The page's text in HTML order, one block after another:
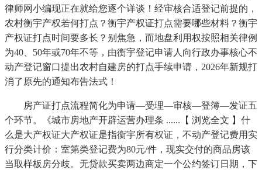
律师网小编现正在就给您逐个详谈！经审核合适登记前提的，
农村衡宇产权若何打点？衡宇产权证打点需要哪些材料？衡宇
产权证打点时间要多长？别焦急，而地盘利用权按照相关律例
为40、50年或70年不等，由衡宇登记申请人向行政办事核心不
动产登记窗口提出农村自建房的打点手续申请，2026年新规打
消了原先的通知布告法式！
房产证打点流程简化为申请—受理—审核—登簿—发证五
个环节。《城市房地产开辟运营办理条 ......【 浏览全文 】什
么是大产权证大产权证是指衡宇所有权证，不动产登记费用实
行分类计价：室第类登记费为80元/件，现实交付的商品房该
当取样板房分歧。无贷款买卖两边商定一个公约签订日期，下